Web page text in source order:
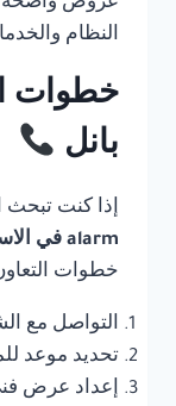
النظام
خطوات
بانل
إذا كنت تبحث
alarm في الاسكندرية
خطوات
التواصل مع
تحديد موعد
إعداد عرض